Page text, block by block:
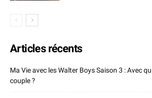
Articles récents
Ma Vie avec les Walter Boys Saison 3 : Avec
couple ?